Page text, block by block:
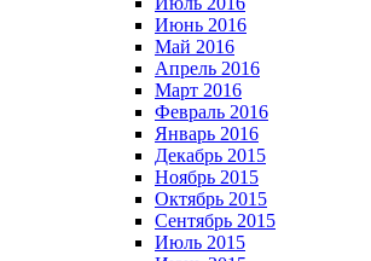
Июнь 2016
Май 2016
Апрель 2016
Март 2016
Февраль 2016
Январь 2016
Декабрь 2015
Ноябрь 2015
Октябрь 2015
Сентябрь 2015
Июль 2015